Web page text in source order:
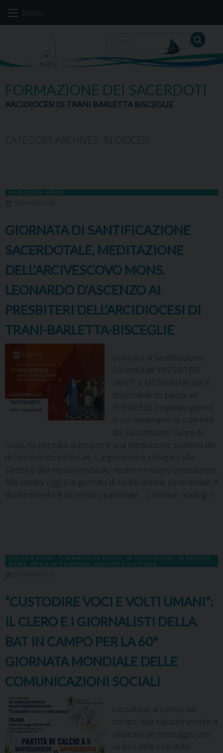
Menu
FORMAZIONE DEI SACERDOTI
ARCIDIOCESI DI TRANI BARLETTA BISCEGLIE
IN DIOCESI NEWS
12 GIUGNO 2026
GIORNATA DI SANTIFICAZIONE
SACERDOTALE, MEDITAZIONE
DELL’ARCIVESCOVO MONS.
LEONARDO D’ASCENZO AI
PRESBITERI DELL’ARCIDIOCESI DI
TRANI-BARLETTA-BISCEGLIE
Giornata di Santificazione
Sacerdotale PRESBITERI
SANTI E MISSIONARI per il
discernimento pastorale
PREMESSE In questo giorno
in cui celebriamo la solennità
del Sacratissimo Cuore di
Gesù, ho pensato di proporre una meditazione sul tema del
discernimento pastorale. L’argomento è collegato alla
santità e alla missionarietà del nostro ministero presbiterale.
Alla santità: oggi è la giornata di santificazione sacerdotale. Il
discernimento è un servizio pastorale … Continue reading »
CLERO E SPORT FORMAZIONE CLERO IN COMUNIONE IN DIOCESI
NEWS
NEWS IN EVIDENZA SOCIETÀ E CULTURA
20 MAGGIO 2026
“CUSTODIRE VOCI E VOLTI UMANI”:
IL CLERO E I GIORNALISTI DELLA
BAT IN CAMPO PER LA 60ª
GIORNATA MONDIALE DELLE
COMUNICAZIONI SOCIALI
Un pallone al centro del
campo, due squadre pronte a
sfidarsi e un messaggio che
va ben oltre il risultato